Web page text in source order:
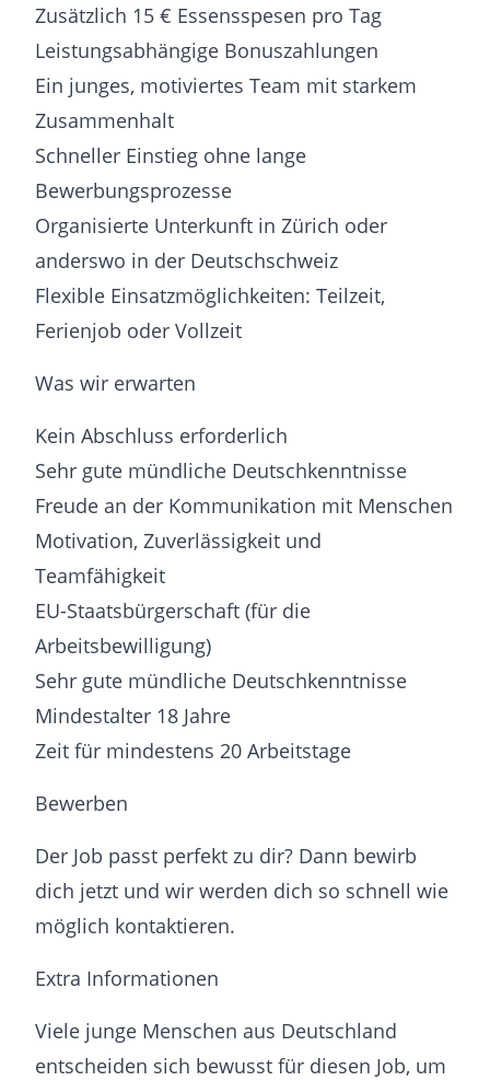
Zusätzlich 15 € Essensspesen pro Tag
Leistungsabhängige Bonuszahlungen
Ein junges, motiviertes Team mit starkem
Zusammenhalt
Schneller Einstieg ohne lange
Bewerbungsprozesse
Organisierte Unterkunft in Zürich oder
anderswo in der Deutschschweiz
Flexible Einsatzmöglichkeiten: Teilzeit,
Ferienjob oder Vollzeit
Was wir erwarten
Kein Abschluss erforderlich
Sehr gute mündliche Deutschkenntnisse
Freude an der Kommunikation mit Menschen
Motivation, Zuverlässigkeit und
Teamfähigkeit
EU-Staatsbürgerschaft (für die
Arbeitsbewilligung)
Sehr gute mündliche Deutschkenntnisse
Mindestalter 18 Jahre
Zeit für mindestens 20 Arbeitstage
Bewerben
Der Job passt perfekt zu dir? Dann bewirb
dich jetzt und wir werden dich so schnell wie
möglich kontaktieren.
Extra Informationen
Viele junge Menschen aus Deutschland
entscheiden sich bewusst für diesen Job, um